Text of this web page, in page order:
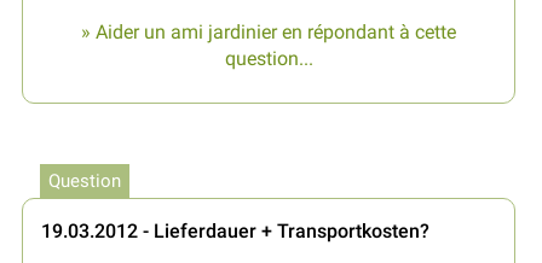
» Aider un ami jardinier en répondant à cette
question...
Question
19.03.2012 - Lieferdauer + Transportkosten?